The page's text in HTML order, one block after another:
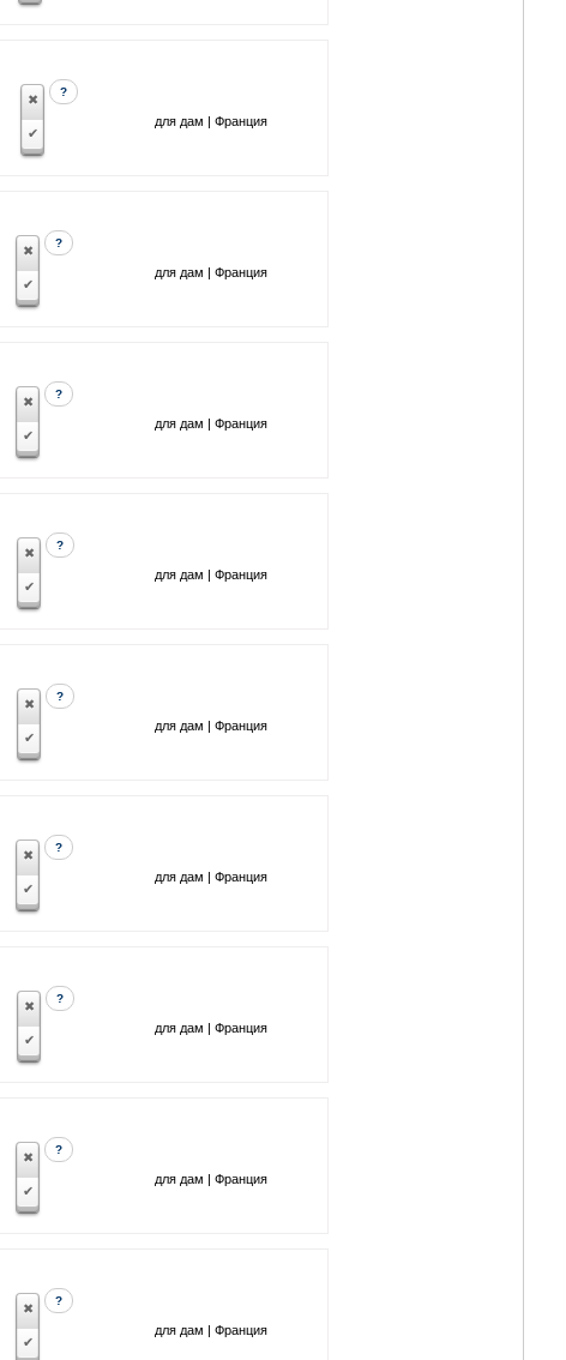
?
для дам | Франция
?
для дам | Франция
?
для дам | Франция
?
для дам | Франция
?
для дам | Франция
?
для дам | Франция
?
для дам | Франция
?
для дам | Франция
?
для дам | Франция